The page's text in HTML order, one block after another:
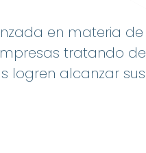
en materia de
tratando de
logren alcanzar sus